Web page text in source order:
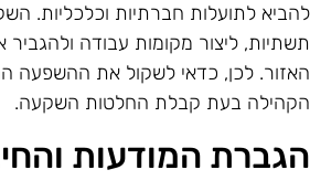
לתועלות חברתיות וכלכליות.
ליצור מקומות עבודה
לכן, כדאי לשקול את ההשפעה
בעת קבלת החלטות השקעה.
המודעות